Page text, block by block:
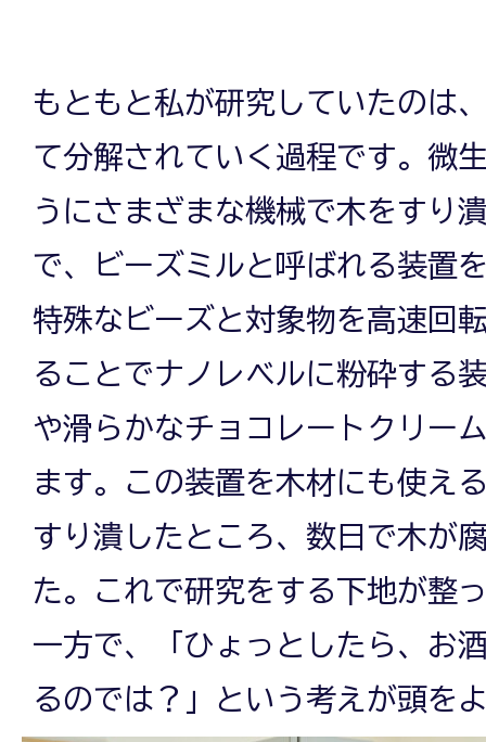
もともと私が研究していたのは
て分解されていく過程です。微
うにさまざまな機械で木をすり
で、ビーズミルと呼ばれる装置
特殊なビーズと対象物を高速回
ることでナノレベルに粉砕する
や滑らかなチョコレートクリー
ます。この装置を木材にも使え
すり潰したところ、数日で木が
た。これで研究をする下地が整
一方で、「ひょっとしたら、お
るのでは？」という考えが頭を